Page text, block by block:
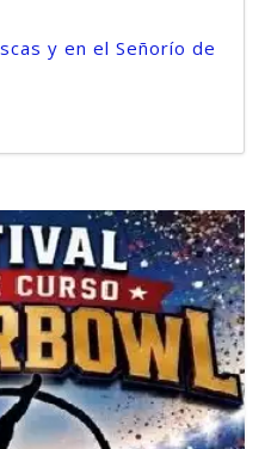
y en el Señorío de